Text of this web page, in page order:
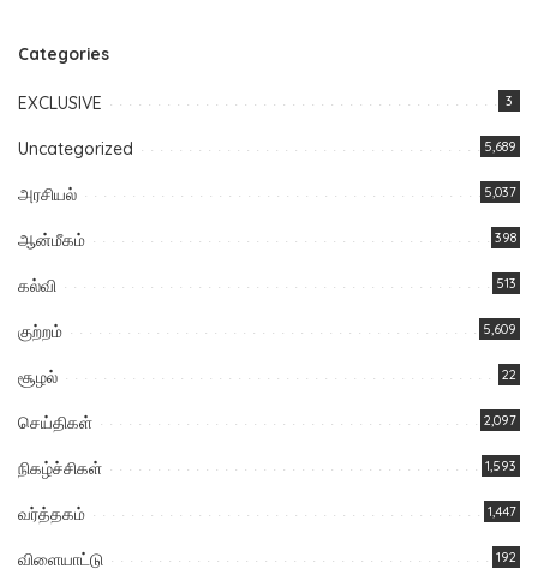
Categories
EXCLUSIVE 3
Uncategorized 5,689
அரசியல் 5,037
ஆன்மீகம் 398
கல்வி 513
குற்றம் 5,609
சூழல் 22
செய்திகள் 2,097
நிகழ்ச்சிகள் 1,593
வர்த்தகம் 1,447
விளையாட்டு 192